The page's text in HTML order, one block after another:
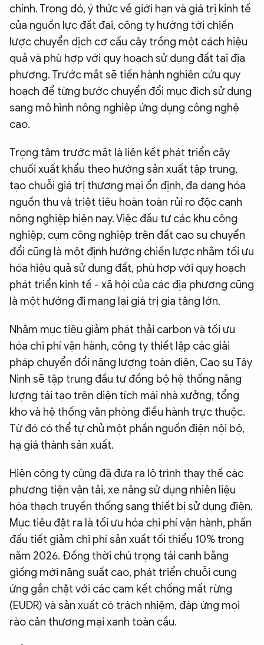
chính. Trong đó, ý thức về giới hạn và giá trị kinh tế
của nguồn lực đất đai, công ty hướng tới chiến
lược chuyển dịch cơ cấu cây trồng một cách hiệu
quả và phù hợp với quy hoạch sử dụng đất tại địa
phương. Trước mắt sẽ tiến hành nghiên cứu quy
hoạch để từng bước chuyển đổi mục đích sử dụng
sang mô hình nông nghiệp ứng dụng công nghệ
cao.
Trọng tâm trước mắt là liên kết phát triển cây
chuối xuất khẩu theo hướng sản xuất tập trung,
tạo chuỗi giá trị thương mại ổn định, đa dạng hóa
nguồn thu và triệt tiêu hoàn toàn rủi ro độc canh
nông nghiệp hiện nay. Việc đầu tư các khu công
nghiệp, cụm công nghiệp trên đất cao su chuyển
đổi cũng là một định hướng chiến lược nhằm tối ưu
hóa hiệu quả sử dụng đất, phù hợp với quy hoạch
phát triển kinh tế - xã hội của các địa phương cũng
là một hướng đi mang lại giá trị gia tăng lớn.
Nhằm mục tiêu giảm phát thải carbon và tối ưu
hóa chi phí vận hành, công ty thiết lập các giải
pháp chuyển đổi năng lượng toàn diện, Cao su Tây
Ninh sẽ tập trung đầu tư đồng bộ hệ thống năng
lượng tái tạo trên diện tích mái nhà xưởng, tổng
kho và hệ thống văn phòng điều hành trực thuộc.
Từ đó có thể tự chủ một phần nguồn điện nội bộ,
hạ giá thành sản xuất.
Hiện công ty cũng đã đưa ra lộ trình thay thế các
phương tiện vận tải, xe nâng sử dụng nhiên liệu
hóa thạch truyền thống sang thiết bị sử dụng điện.
Mục tiêu đặt ra là tối ưu hóa chi phí vận hành, phấn
đấu tiết giảm chi phí sản xuất tối thiểu 10% trong
năm 2026. Đồng thời chú trọng tái canh bằng
giống mới năng suất cao, phát triển chuỗi cung
ứng gắn chặt với các cam kết chống mất rừng
(EUDR) và sản xuất có trách nhiệm, đáp ứng mọi
rào cản thương mại xanh toàn cầu.